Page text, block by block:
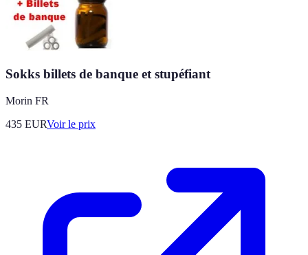
Sokks billets de banque et stupéfiant
Morin FR
435 EURVoir le prix